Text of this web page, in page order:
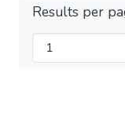
Results per